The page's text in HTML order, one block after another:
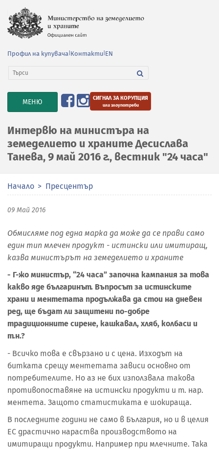
Профил на купувача Контакти EN
TOGGLE
NAVIGATION
МЕНЮ СИГНАЛ ЗА КОРУПЦИЯ
или злоупотреби
Интервю на министъра на
земеделието и храните Десислава
Танева, 9 май 2016 г., вестник "24 часа"
Начало Пресцентър
09 Май 2016
Обмисляме под една марка да може да се прави само
един тип млечен продукт - истински или имитиращ,
казва министърът на земеделието и храните
- Г-жо министър, “24 часа” започна кампания за това
какво яде българинът. Въпросът за истинските
храни и ментетата продължава да стои на дневен
ред, ще бъдат ли защитени по-добре
традиционните сирене, кашкавал, хляб, колбаси и
т.н.?
- Всичко това е свързано и с цена. Изходът на
битката срещу ментетата зависи основно от
потребителите. Но аз не бих използвала такова
противопоставяне на истински продукти и т. нар.
ментета. Защото статистиката е шокираща.
В последните години не само в България, но и в целия
ЕС драстично нараства производството на
имитиращи продукти. Например при млечните. Така